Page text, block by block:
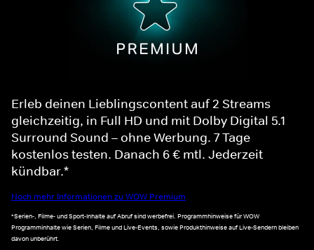
Erleb deinen Lieblingscontent auf 2 Streams
gleichzeitig, in Full HD und mit Dolby Digital 5.1
Surround Sound – ohne Werbung. 7 Tage
kostenlos testen. Danach 6 € mtl. Jederzeit
kündbar.*
Noch mehr Informationen zu WOW Premium
*Serien-, Filme- und Sport-Inhalte auf Abruf sind werbefrei. Programmhinweise für WOW
Programminhalte wie Serien, Filme und Live-Events, sowie Produkthinweise auf Live-Sendern bleiben
davon unberührt.